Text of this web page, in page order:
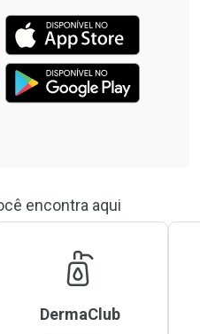
encontra aqui
DermaClub